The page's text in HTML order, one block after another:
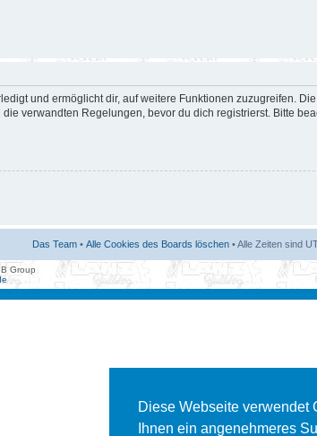
Diese Webseite verwendet
Ihnen ein angenehmeres
und ermöglicht dir, auf weitere Funktionen zuzugreifen.
verwandten Regelungen, bevor du dich registrierst. Bitte
Das Team • Alle Cookies des Boards löschen • Alle Zeiten sind
Group